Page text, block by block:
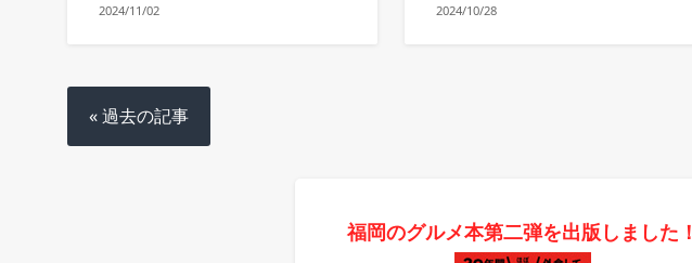
2024/11/02 2024/10/28
« 過去の記事
福岡のグルメ本第二弾を出版しました！